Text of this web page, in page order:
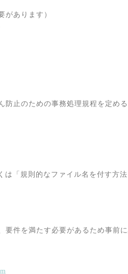
があります）
防止のための事務処理規程を定め
は「規則的なファイル名を付す方
件を満たす必要があるため事前